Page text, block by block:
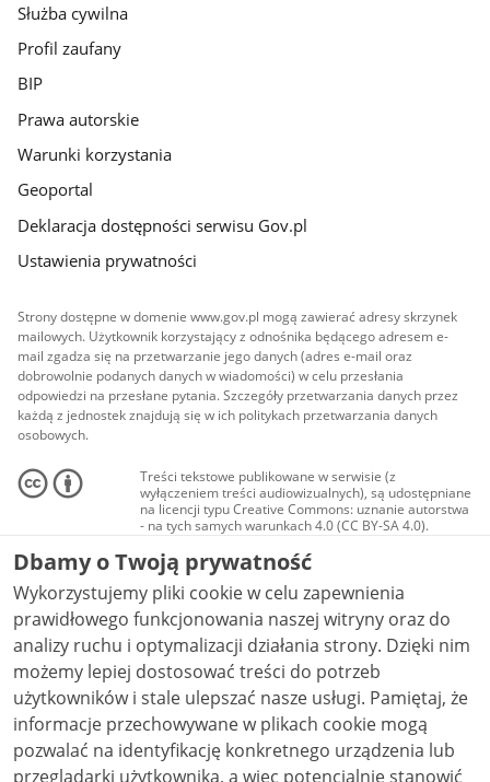
Służba cywilna
Profil zaufany
BIP
Prawa autorskie
Warunki korzystania
Geoportal
Deklaracja dostępności serwisu Gov.pl
Ustawienia prywatności
Strony dostępne w domenie www.gov.pl mogą zawierać adresy skrzynek
mailowych. Użytkownik korzystający z odnośnika będącego adresem e-
mail zgadza się na przetwarzanie jego danych (adres e-mail oraz
dobrowolnie podanych danych w wiadomości) w celu przesłania
odpowiedzi na przesłane pytania. Szczegóły przetwarzania danych przez
każdą z jednostek znajdują się w ich politykach przetwarzania danych
osobowych.
Treści tekstowe publikowane w serwisie (z
wyłączeniem treści audiowizualnych), są udostępniane
na licencji typu Creative Commons: uznanie autorstwa
- na tych samych warunkach 4.0 (CC BY-SA 4.0).
Materiały audiowizualne, w tym zdjęcia, materiały
audio i wideo, są udostępniane na licencji typu
Creative Commons: uznanie autorstwa użycie
niekomercyjne - bez utworów zależnych 4.0 (CC BY-
NC-ND 4.0), o ile nie jest to stwierdzone inaczej.
Dbamy o Twoją prywatność
Wykorzystujemy pliki cookie w celu zapewnienia
prawidłowego funkcjonowania naszej witryny oraz do
analizy ruchu i optymalizacji działania strony. Dzięki nim
możemy lepiej dostosować treści do potrzeb
użytkowników i stale ulepszać nasze usługi. Pamiętaj, że
informacje przechowywane w plikach cookie mogą
pozwalać na identyfikację konkretnego urządzenia lub
przeglądarki użytkownika, a więc potencjalnie stanowić